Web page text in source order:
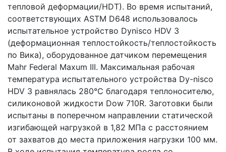
тепловой деформации/HDT). Во время испытаний,
соответствующих ASTM D648 использовалось
испытательное устройство Dynisco HDV 3
(деформационная теплостойкость/теплостойкость
по Вика), оборудованное датчиком перемещения
Mahr Federal Maxum III. Максимальная рабочая
температура испытательного устройства Dy-nisco
HDV 3 равнялась 280°C благодаря теплоносителю,
силиконовой жидкости Dow 710R. Заготовки были
испытаны в поперечном направлении статической
изгибающей нагрузкой в 1,82 МПа с расстоянием
от захватов до места приложения нагрузки 100 мм.